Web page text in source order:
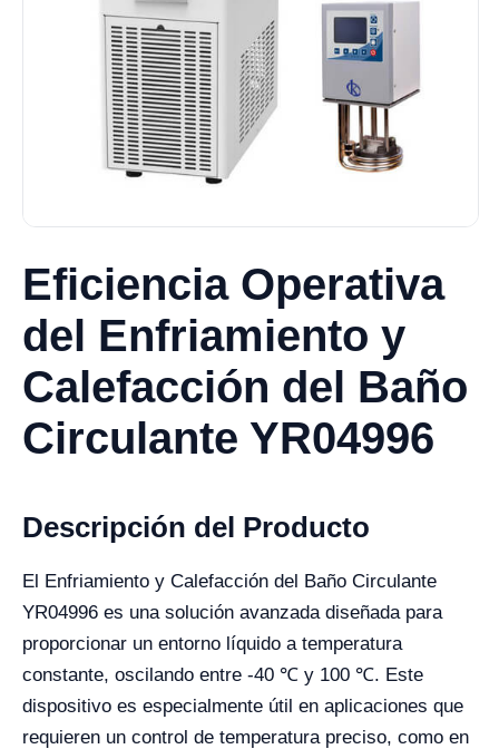
Eficiencia Operativa
del Enfriamiento y
Calefacción del Baño
Circulante YR04996
Descripción del Producto
El Enfriamiento y Calefacción del Baño Circulante
YR04996 es una solución avanzada diseñada para
proporcionar un entorno líquido a temperatura
constante, oscilando entre -40 ℃ y 100 ℃. Este
dispositivo es especialmente útil en aplicaciones que
requieren un control de temperatura preciso, como en